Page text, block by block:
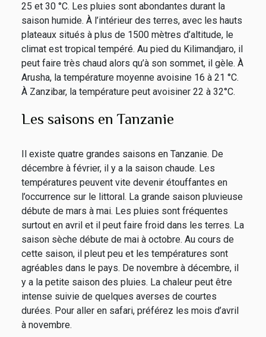
25 et 30 °C. Les pluies sont abondantes durant la
saison humide. À l’intérieur des terres, avec les hauts
plateaux situés à plus de 1500 mètres d’altitude, le
climat est tropical tempéré. Au pied du Kilimandjaro, il
peut faire très chaud alors qu’à son sommet, il gèle. À
Arusha, la température moyenne avoisine 16 à 21 °C.
À Zanzibar, la température peut avoisiner 22 à 32°C.
Les saisons en Tanzanie
Il existe quatre grandes saisons en Tanzanie. De
décembre à février, il y a la saison chaude. Les
températures peuvent vite devenir étouffantes en
l’occurrence sur le littoral. La grande saison pluvieuse
débute de mars à mai. Les pluies sont fréquentes
surtout en avril et il peut faire froid dans les terres. La
saison sèche débute de mai à octobre. Au cours de
cette saison, il pleut peu et les températures sont
agréables dans le pays. De novembre à décembre, il
y a la petite saison des pluies. La chaleur peut être
intense suivie de quelques averses de courtes
durées. Pour aller en safari, préférez les mois d’avril
à novembre.